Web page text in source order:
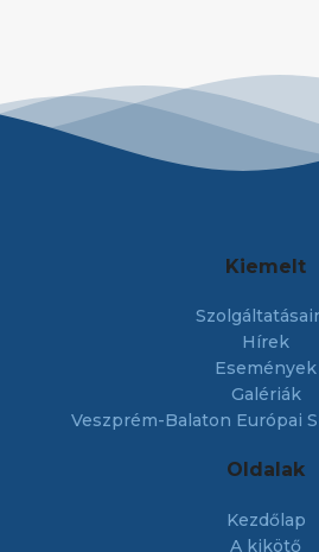
Kiemelt
Hírek
Események
Galériák
Veszprém-Balaton Európai
Oldalak
Kezdőlap
A kikötő